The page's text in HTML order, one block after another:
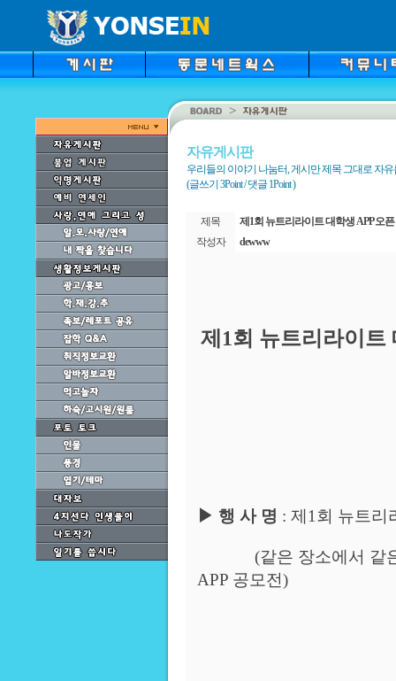
자유게시판
우리들의 이야기 나눔터, 게시만 제목 그대로 자
(글쓰기 3Point / 댓글 1Point )
제목
제1회 뉴트리라이트 대학생 APP 오
작성자
dewww
제 1회 뉴트리라이트
▶ 행 사 명 : 제 1 회 뉴트리
(같은 장소에서 같
APP 공모전)